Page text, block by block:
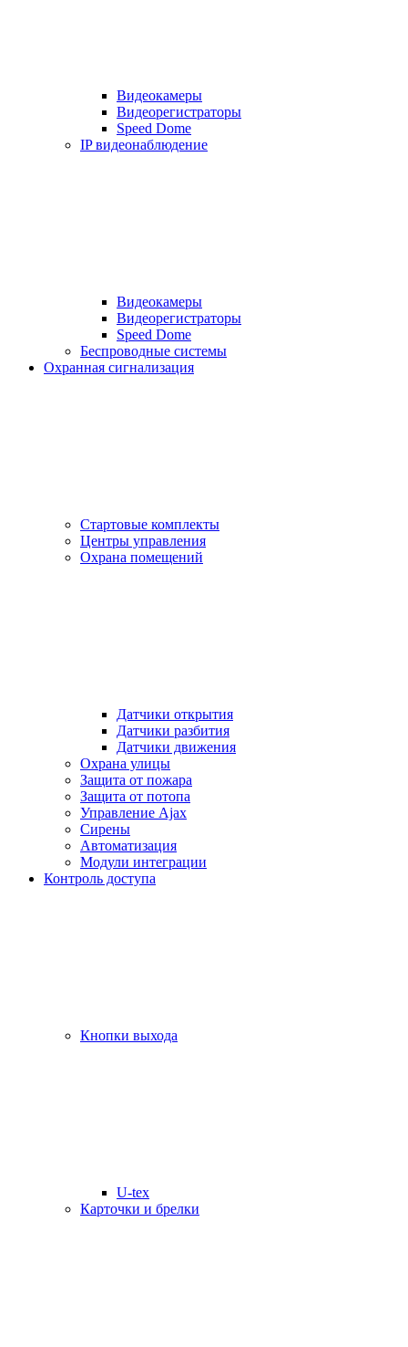
Видеокамеры
Видеорегистраторы
Speed Dome
IP видеонаблюдение
Видеокамеры
Видеорегистраторы
Speed Dome
Беспроводные системы
Охранная сигнализация
Стартовые комплекты
Центры управления
Охрана помещений
Датчики открытия
Датчики разбития
Датчики движения
Охрана улицы
Защита от пожара
Защита от потопа
Управление Ajax
Сирены
Автоматизация
Модули интеграции
Контроль доступа
Кнопки выхода
U-tex
Карточки и брелки